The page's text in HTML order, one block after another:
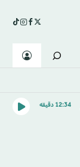
12:34 دقيقه